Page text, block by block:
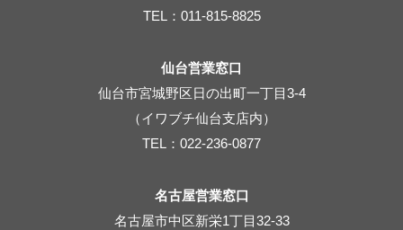
TEL：011-815-8825
仙台営業窓口
仙台市宮城野区日の出町一丁目3-4
（イワブチ仙台支店内）
TEL：022-236-0877
名古屋営業窓口
名古屋市中区新栄1丁目32-33